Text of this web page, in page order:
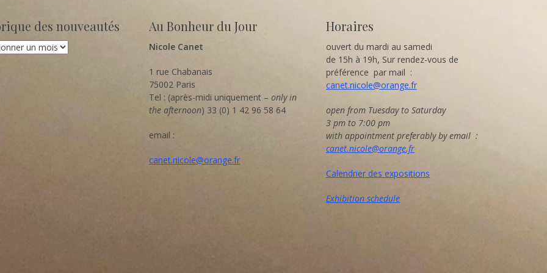
des nouveautés Au Bonheur du Jour
Nicole Canet
1 rue Chabanais
75002 Paris
Tel : (après-midi uniquement – only in
the afternoon) 33 (0) 1 42 96 58 64
email :
canet.nicole@orange.fr
Horaires
ouvert du mardi au samedi
de 15h à 19h, Sur rendez-vous de
préférence par mail :
canet.nicole@orange.fr
open from Tuesday to Saturday
3 pm to 7:00 pm
with appointment preferably by email :
canet.nicole@orange.fr
Calendrier des expositions
Exhibition schedule